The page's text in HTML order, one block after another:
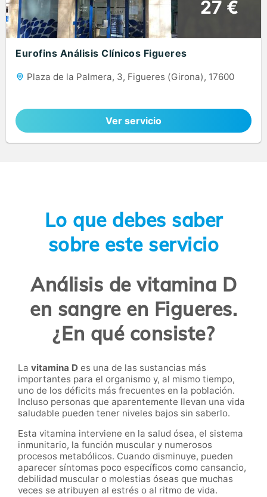
27 €
Eurofins Análisis Clínicos Figueres
Plaza de la Palmera, 3, Figueres (Girona), 17600
Ver servicio
Lo que debes saber
sobre este servicio
Análisis de vitamina D
en sangre en Figueres.
¿En qué consiste?
La vitamina D es una de las sustancias más
importantes para el organismo y, al mismo tiempo,
uno de los déficits más frecuentes en la población.
Incluso personas que aparentemente llevan una vida
saludable pueden tener niveles bajos sin saberlo.
Esta vitamina interviene en la salud ósea, el sistema
inmunitario, la función muscular y numerosos
procesos metabólicos. Cuando disminuye, pueden
aparecer síntomas poco específicos como cansancio,
debilidad muscular o molestias óseas que muchas
veces se atribuyen al estrés o al ritmo de vida.